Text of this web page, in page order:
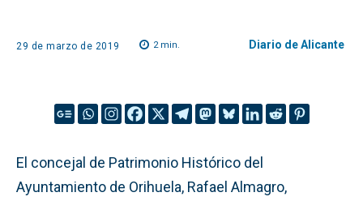
29 de marzo de 2019 2min. Diario de Alicante
El concejal de Patrimonio Histórico del
Ayuntamiento de Orihuela, Rafael Almagro,